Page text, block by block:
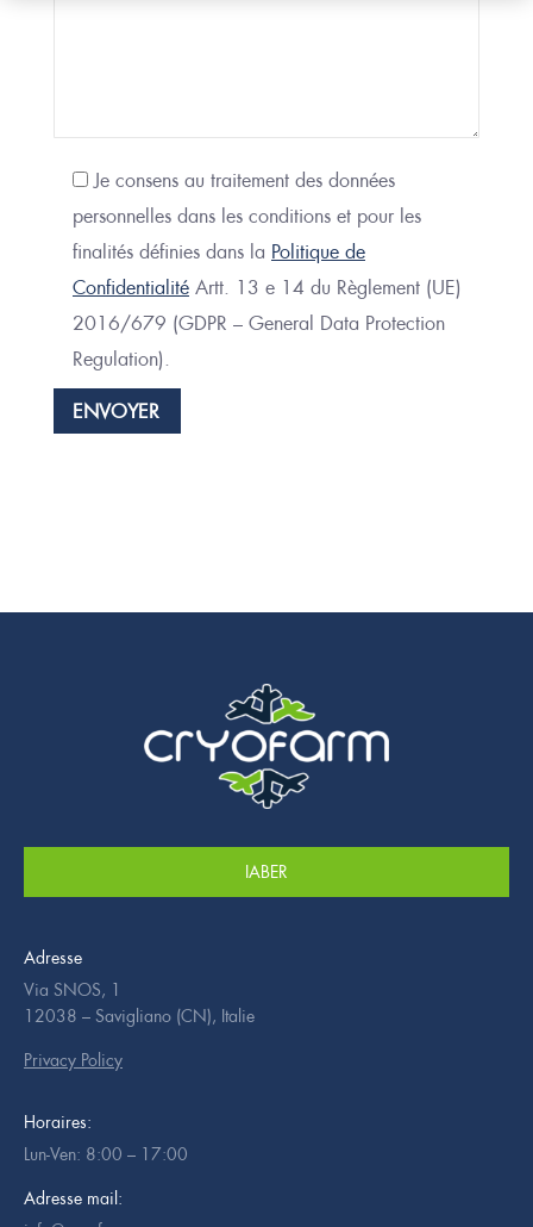
Je consens au traitement des données
personnelles dans les conditions et pour les
finalités définies dans la Politique de
Confidentialité Artt. 13 e 14 du Règlement (UE)
2016/679 (GDPR – General Data Protection
Regulation).
IABER
Adresse
Via SNOS, 1
12038 – Savigliano (CN), Italie
Privacy Policy
Horaires:
Lun-Ven: 8:00 – 17:00
Adresse mail: